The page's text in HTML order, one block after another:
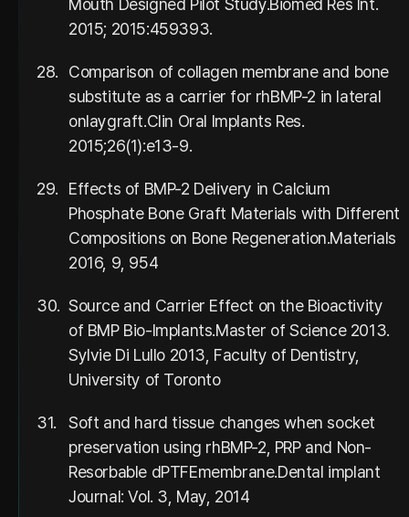
Mouth Designed Pilot Study.Biomed Res Int.
2015; 2015:459393.
28.
Comparison of collagen membrane and bone
substitute as a carrier for rhBMP-2 in lateral
onlaygraft.Clin Oral Implants Res.
2015;26(1):e13-9.
29.
Effects of BMP-2 Delivery in Calcium
Phosphate Bone Graft Materials with Different
Compositions on Bone Regeneration.Materials
2016, 9, 954
30. Source and Carrier Effect on the Bioactivity
of BMP Bio-Implants.Master of Science 2013.
Sylvie Di Lullo 2013, Faculty of Dentistry,
University of Toronto
31.
Soft and hard tissue changes when socket
preservation using rhBMP-2, PRP and Non-
Resorbable dPTFEmembrane.Dental implant
Journal: Vol. 3, May, 2014